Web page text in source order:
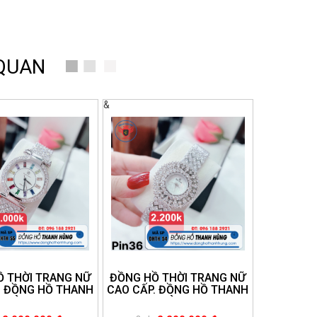
THỜI TRANG NỮ
ĐỒNG HỒ THANH
&
ĐỒNG HỒ THỜI TRANG NỮ
CAO CẤP. ĐỒNG HỒ THANH
HOTLINE:096.188.2921